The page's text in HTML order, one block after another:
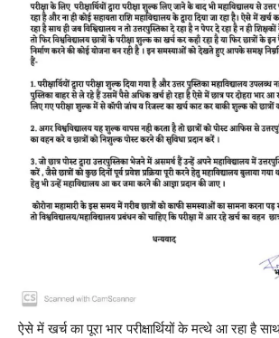
ऐसे में खर्च का पूरा भार परीक्षार्थियों के मत्थे आ रहा है